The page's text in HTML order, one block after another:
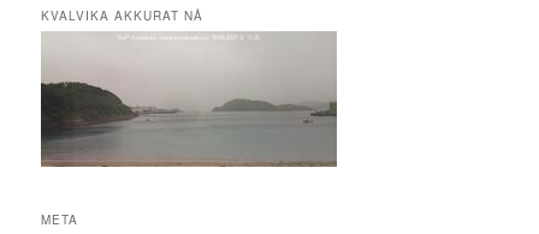
KVALVIKA AKKURAT NÅ
META